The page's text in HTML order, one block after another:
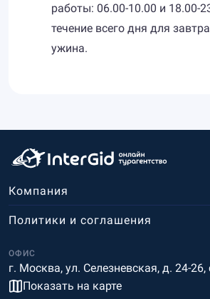
работы: 06.00-10.00 и 18.00-
течение всего дня для
ужина.
Компания
ОФИС
г. Москва, ул. Селезневская, д. 24-26,
Показать на карте
Политики и соглашения